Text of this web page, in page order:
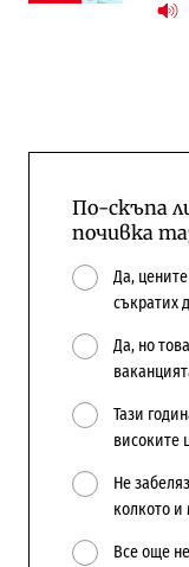
По-скъпа
почивка
Да,
съкратих
Да, но
Тази
високите
Не
колкото и
Все още